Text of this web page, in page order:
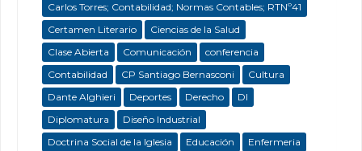
Carlos Torres; Contabilidad; Normas Contables; RTNº41
Certamen Literario
Ciencias de la Salud
Clase Abierta
Comunicación
conferencia
Contabilidad
CP Santiago Bernasconi
Cultura
Dante Alghieri
Deportes Derecho
DI
Diplomatura
Diseño Industrial
Doctrina Social de la Iglesia
Educación
Enfermeria